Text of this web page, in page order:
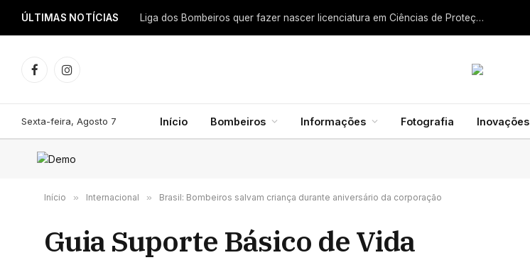
ÚLTIMAS NOTÍCIAS Liga dos Bombeiros quer fazer nascer licenciatura em Ciências de Proteção Civil e Bombeiros
FacebookInstagram
Sexta-feira, Agosto 7 Início Bombeiros Informações Fotografia Inovações
Início » Internacional » Brasil: Bombeiros salvam criança durante aniversário da corporação
Guia Suporte Básico de Vida